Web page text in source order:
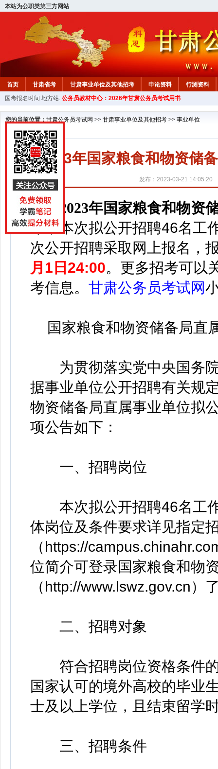
本站为公职类第三方网站
首页 甘肃省考 甘肃事业单位及其他招考 申论资料
行测资料
国考报名时间 地方站: 公务员教材中心：2026年甘肃公务员考试用书
您的当前位置： 甘肃公务员考试网 >> 甘肃事业单位及其他招考 >> 事业单位
2023年国家粮食和物资储
发布：2023-03-21 14:05:20
2023年国家粮食和物资
布，本次拟公开招聘46名工
次公开招聘采取网上报名，
月1日24:00。 更多招考可以
考信息。 甘肃公务员考试网
国家粮食和物资储备局直
为贯彻落实党中央国务院
据事业单位公开招聘有关规
物资储备局直属事业单位拟
项公告如下：
一、招聘岗位
本次拟公开招聘46名工作
体岗位及条件要求详见指定
（https://
位简介可登录国家粮食和物
（http://www.lswz.gov.cn）
二、招聘对象
符合招聘岗位资格条件的
国家认可的境外高校的毕业
士及以上学位，且结束留学
三、招聘条件